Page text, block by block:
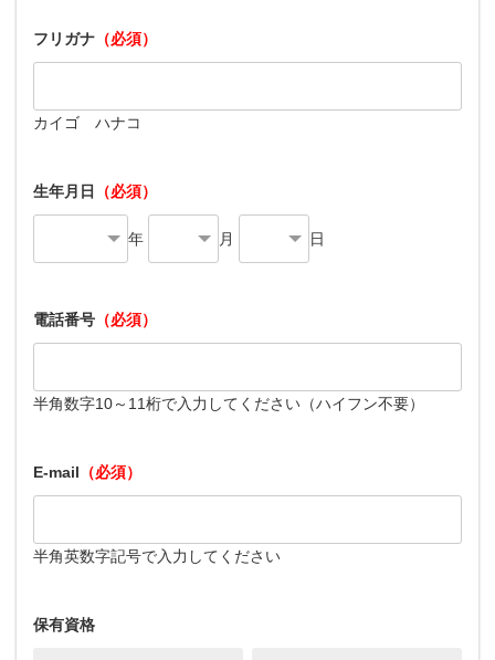
フリガナ （必須）
カイゴ ハナコ
生年月日 （必須）
年 月 日
電話番号 （必須）
半角数字10～11桁で入力してください（ハイフン不要）
E-mail （必須）
半角英数字記号で入力してください
保有資格